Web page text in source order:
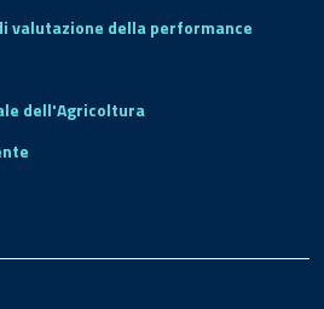
valutazione della performance
dell'Agricoltura